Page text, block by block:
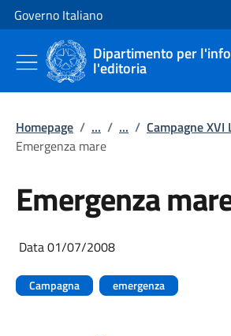
Vai al contenuto
Vai alla navigazione del sito
Governo Italiano
Dipartimento per
l'editoria
Homepage / ... / ... / Campagne
Emergenza mare
Emergenza
Data 01/07/2008
Campagna emergenza